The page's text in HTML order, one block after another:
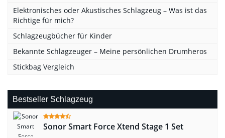
Elektronisches oder Akustisches Schlagzeug – Was ist das
Richtige für mich?
Schlagzeugbücher für Kinder
Bekannte Schlagzeuger – Meine persönlichen Drumheros
Stickbag Vergleich
Bestseller Schlagzeug
Sonor Smart Force Xtend Stage 1 Set